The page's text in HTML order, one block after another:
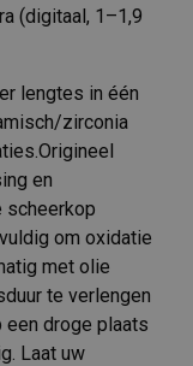
(digitaal, 1–1,9
lengtes in één
zirconia
en
scheerkop
om oxidatie
met olie
te verlengen
een droge plaats
Laat uw